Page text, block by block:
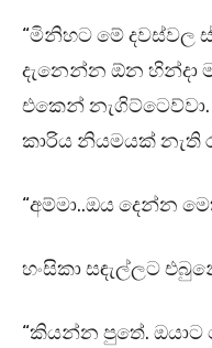
“මිනිහට මේ දවස්වල
දැනෙන්න ඕන
එකෙන් නැගිට්ටෙව්වා.
කාරිය නියමයක් නැති
“අම්මා..ඔය දෙන්න
හංසිකා සඳැල්ලට
“කියන්න පුතේ.